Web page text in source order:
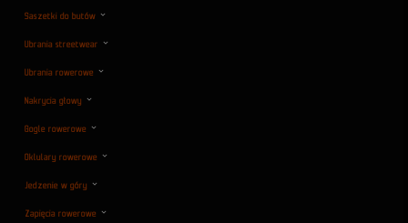
Saszetki do butów
Ubrania streetwear
Ubrania rowerowe
Nakrycia głowy
Gogle rowerowe
Oklulary rowerowe
Jedzenie w góry
Zapięcia rowerowe